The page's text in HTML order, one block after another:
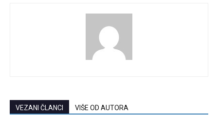
VEZANI ČLANCI VIŠE OD AUTORA